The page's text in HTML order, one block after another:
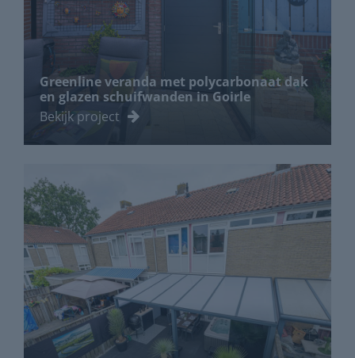
Greenline veranda met polycarbonaat dak
en glazen schuifwanden in Goirle
Bekijk project